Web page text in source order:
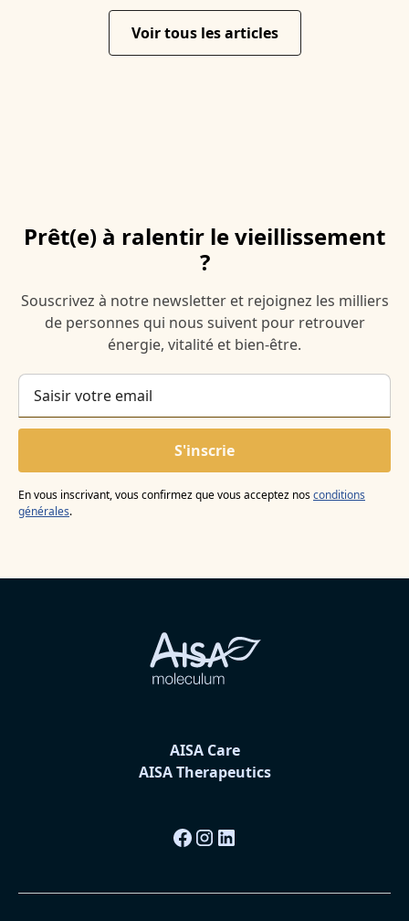
Voir tous les articles
Prêt(e) à ralentir le vieillissement
?
Souscrivez à notre newsletter et rejoignez les milliers
de personnes qui nous suivent pour retrouver
énergie, vitalité et bien-être.
En vous inscrivant, vous confirmez que vous acceptez nosconditions
générales.
AISA Care
AISA Therapeutics